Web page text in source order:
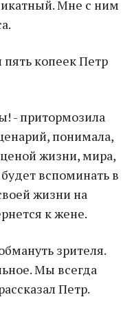
Мне с ним
пять копеек Петр
- притормозила
понимала,
жизни, мира,
вспоминать в
жизни на
к жене.
зрителя.
Мы всегда
Петр.